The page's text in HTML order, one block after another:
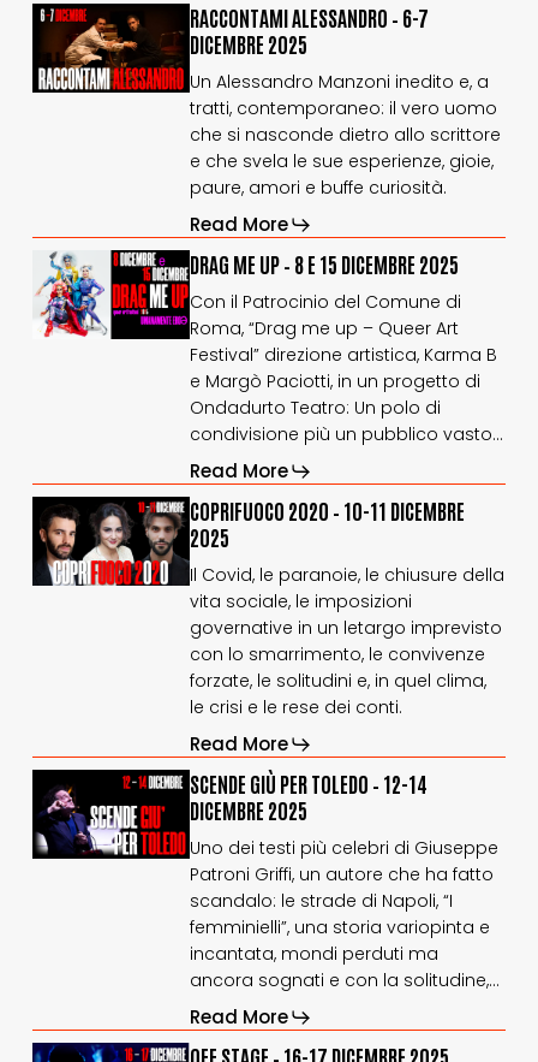
RACCONTAMI
ALESSANDRO
–
6-
RACCONTAMI
ALESSANDRO
–
6-
7
dicembre
2025
RACCONTAMI ALESSANDRO – 6-7
DICEMBRE 2025
Un Alessandro Manzoni inedito e, a
tratti, contemporaneo: il vero uomo
che si nasconde dietro allo scrittore
e che svela le sue esperienze, gioie,
paure, amori e buffe curiosità.
Read More
DRAG
ME
UP
–
DRAG
UP
–
8
e
15
dicembre
DRAG ME UP – 8 E 15 DICEMBRE 2025
Con il Patrocinio del Comune di
Roma, “Drag me up – Queer Art
Festival” direzione artistica, Karma B
e Margò Paciotti, in un progetto di
Ondadurto Teatro: Un polo di
condivisione più un pubblico vasto…
Read More
COPRIFUOCO
2020
10-
COPRIFUOCO
2020
–
10-
11
dicembre
2025
COPRIFUOCO 2020 – 10-11 DICEMBRE
2025
Il Covid, le paranoie, le chiusure della
vita sociale, le imposizioni
governative in un letargo imprevisto
con lo smarrimento, le convivenze
forzate, le solitudini e, in quel clima,
le crisi e le rese dei conti.
Read More
SCENDE
GIÙ
PER
TOLEDO
SCENDE
GIÙ
PER
TOLEDO
–
12-
14
dicembre
2025
SCENDE GIÙ PER TOLEDO – 12-14
DICEMBRE 2025
Uno dei testi più celebri di Giuseppe
Patroni Griffi, un autore che ha fatto
scandalo: le strade di Napoli, “I
femminielli”, una storia variopinta e
incantata, mondi perduti ma
ancora sognati e con la solitudine,…
Read More
OFF
OFF
OFF STAGE – 16-17 DICEMBRE 2025